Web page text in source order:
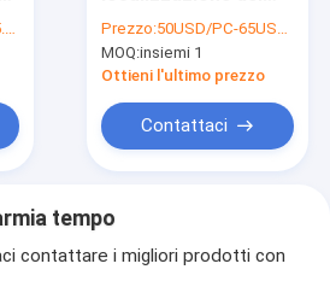
Quectel con
istantanee
fotografiche per anti
Prezzo:50USD/PC-65USD/PC
MOQ:insiemi 1
Ottieni l'ultimo prezzo
Contattaci
tempo
contattare i migliori prodotti con